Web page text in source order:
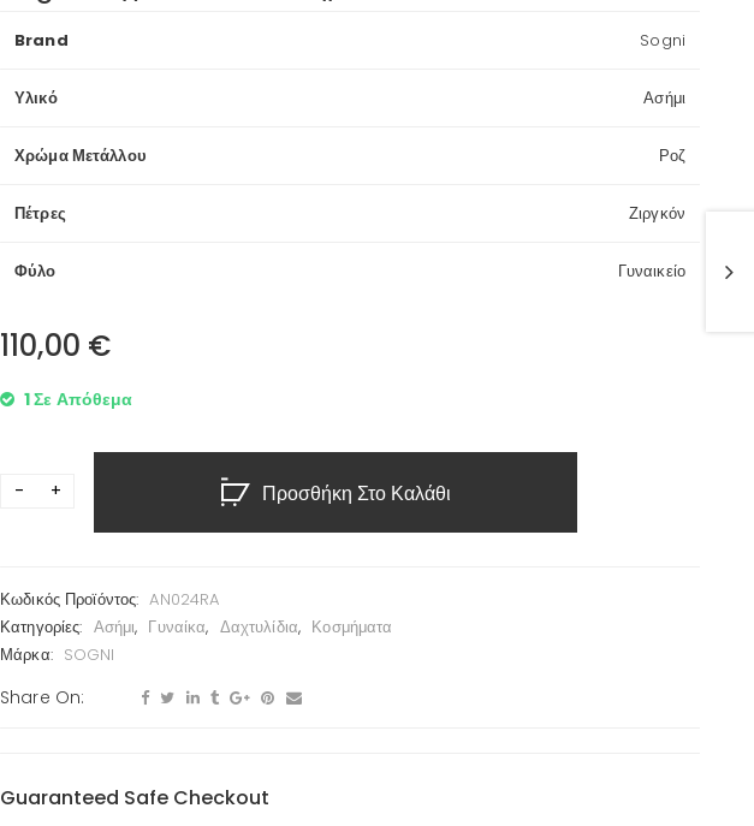
Brand Sogni
Υλικό Ασήμι
Χρώμα Μετάλλου Ροζ
Πέτρες Ζιργκόν
Φύλο Γυναικείο
110,00 €
1 Σε Απόθεμα
Προσθήκη Στο Καλάθι
Κωδικός Προϊόντος: AN024RA
Κατηγορίες: Ασήμι, Γυναίκα, Δαχτυλίδια, Κοσμήματα
Μάρκα: SOGNI
Share On:
Guaranteed Safe Checkout